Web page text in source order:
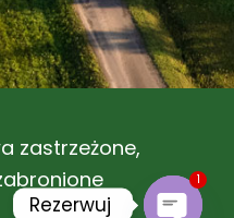
zastrzeżone,
Rezerwuj